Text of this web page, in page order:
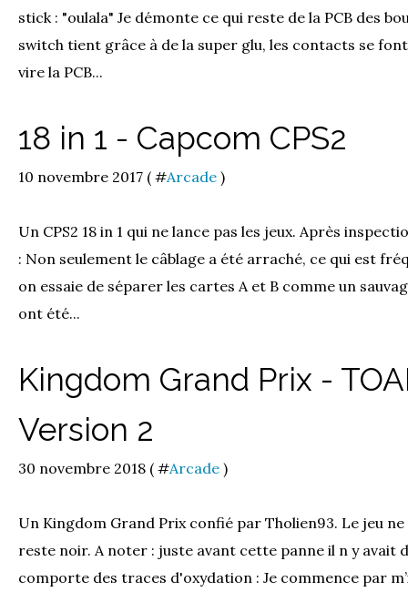
stick : "oulala" Je démonte ce qui reste de la PCB des
switch tient grâce à de la super glu, les contacts se
vire la PCB...
18 in 1 - Capcom CPS2
10 novembre 2017 ( #Arcade )
Un CPS2 18 in 1 qui ne lance pas les jeux. Après
: Non seulement le câblage a été arraché, ce qui est
on essaie de séparer les cartes A et B comme un
ont été...
Kingdom Grand Prix -
Version 2
30 novembre 2018 ( #Arcade )
Un Kingdom Grand Prix confié par Tholien93. Le jeu
reste noir. A noter : juste avant cette panne il n y avait
comporte des traces d'oxydation : Je commence par